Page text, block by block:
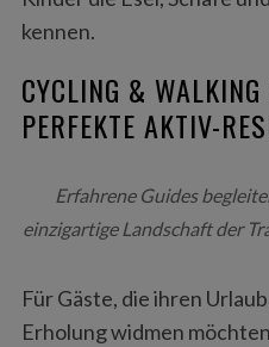
kennen.
CYCLING & WALKING
PERFEKTE AKTIV-
Erfahrene Guides
einzigartige Landschaft der
Für Gäste, die ihren
Erholung widmen